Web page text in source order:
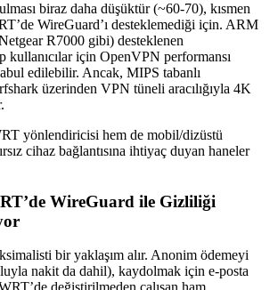
biraz daha düşüktür (~60-70), kısmen
WireGuard’ı desteklemediği için. ARM
R7000 gibi) desteklenen
kullanıcılar için OpenVPN performansı
edilebilir. Ancak, MIPS tabanlı
üzerinden VPN tüneli aracılığıyla 4K
yönlendiricisi hem de mobil/dizüstü
cihaz bağlantısına ihtiyaç duyan haneler
WireGuard ile Gizliliği
bir yaklaşım alır. Anonim ödemeyi
nakit da dahil), kaydolmak için e-posta